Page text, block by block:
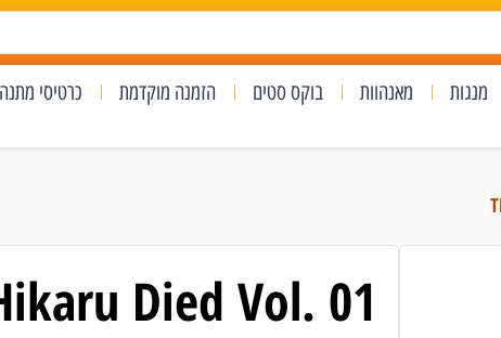
מנגות מאנהוות בוקס סטים הזמנה מוקדמת כרטיסי מתנה
Died Vol. 01